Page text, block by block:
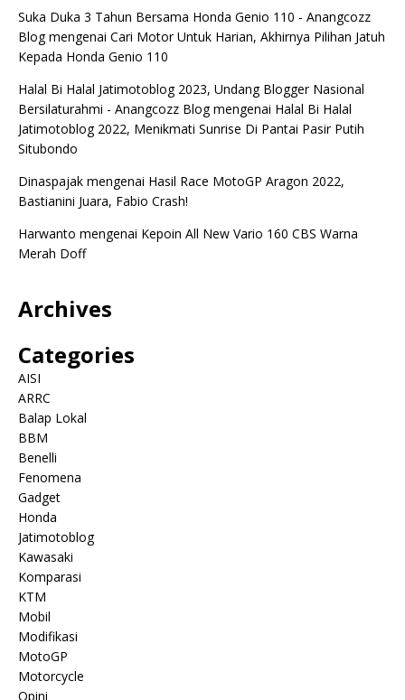
Suka Duka 3 Tahun Bersama Honda Genio 110 - Anangcozz
Blogmengenai Cari Motor Untuk Harian, Akhirnya Pilihan Jatuh
Kepada Honda Genio 110
Halal Bi Halal Jatimotoblog 2023, Undang Blogger Nasional
Bersilaturahmi - Anangcozz Blogmengenai Halal Bi Halal
Jatimotoblog 2022, Menikmati Sunrise Di Pantai Pasir Putih
Situbondo
Dinaspajak mengenai Hasil Race MotoGP Aragon 2022,
Bastianini Juara, Fabio Crash!
Harwanto mengenai Kepoin All New Vario 160 CBS Warna
Merah Doff
Archives
Categories
AISI
ARRC
Balap Lokal
BBM
Benelli
Fenomena
Gadget
Honda
Jatimotoblog
Kawasaki
Komparasi
KTM
Mobil
Modifikasi
MotoGP
Motorcycle
Opini